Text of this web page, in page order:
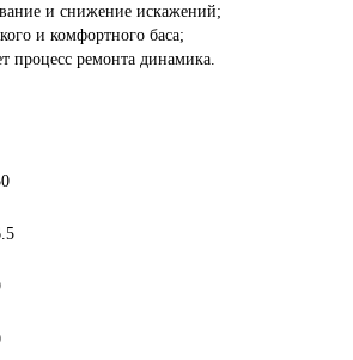
и снижение искажений;
и комфортного баса;
процесс ремонта динамика.